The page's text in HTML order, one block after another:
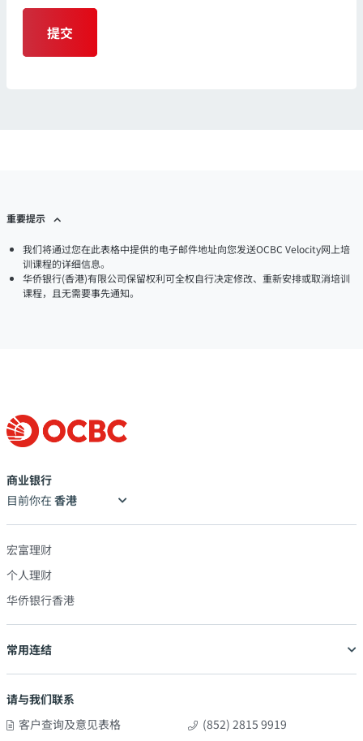
提交
重要提示
我们将通过您在此表格中提供的电子邮件地址向您发送OCBC Velocity网上培
训课程的详细信息。
华侨银行(香港)有限公司保留权利可全权自行决定修改、重新安排或取消培训
课程，且无需要事先通知。
商业银行
目前你在
宏富理财
个人理财
华侨银行香港
常用连结
请与我们联系
客户查询及意见表格
(852) 2815 9919